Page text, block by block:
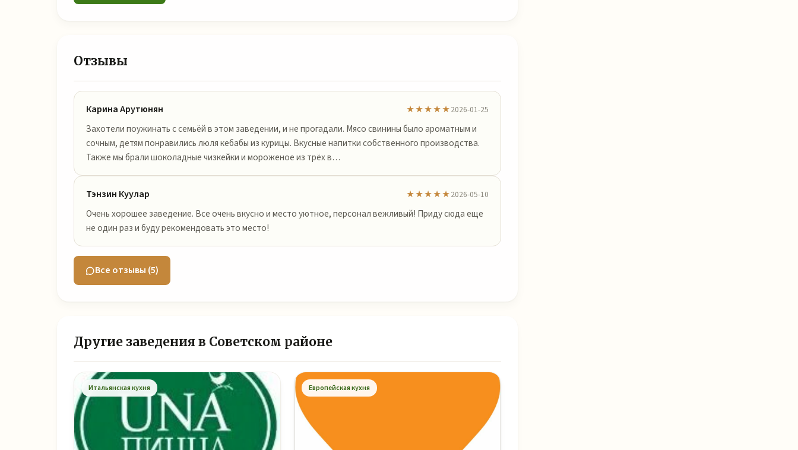
Отзывы
Карина Арутюнян ★★★★★2026-01-25
Захотели поужинать с семьёй в этом заведении, и не прогадали. Мясо свинины было ароматным и
сочным, детям понравились люля кебабы из курицы. Вкусные напитки собственного производства.
Также мы брали шоколадные чизкейки и мороженое из трёх в…
Тэнзин Куулар ★★★★★2026-05-10
Очень хорошее заведение. Все очень вкусно и место уютное, персонал вежливый! Приду сюда еще
не один раз и буду рекомендовать это место!
Все отзывы (5)
Другие заведения в Советском районе
Итальянская кухня Европейская кухня